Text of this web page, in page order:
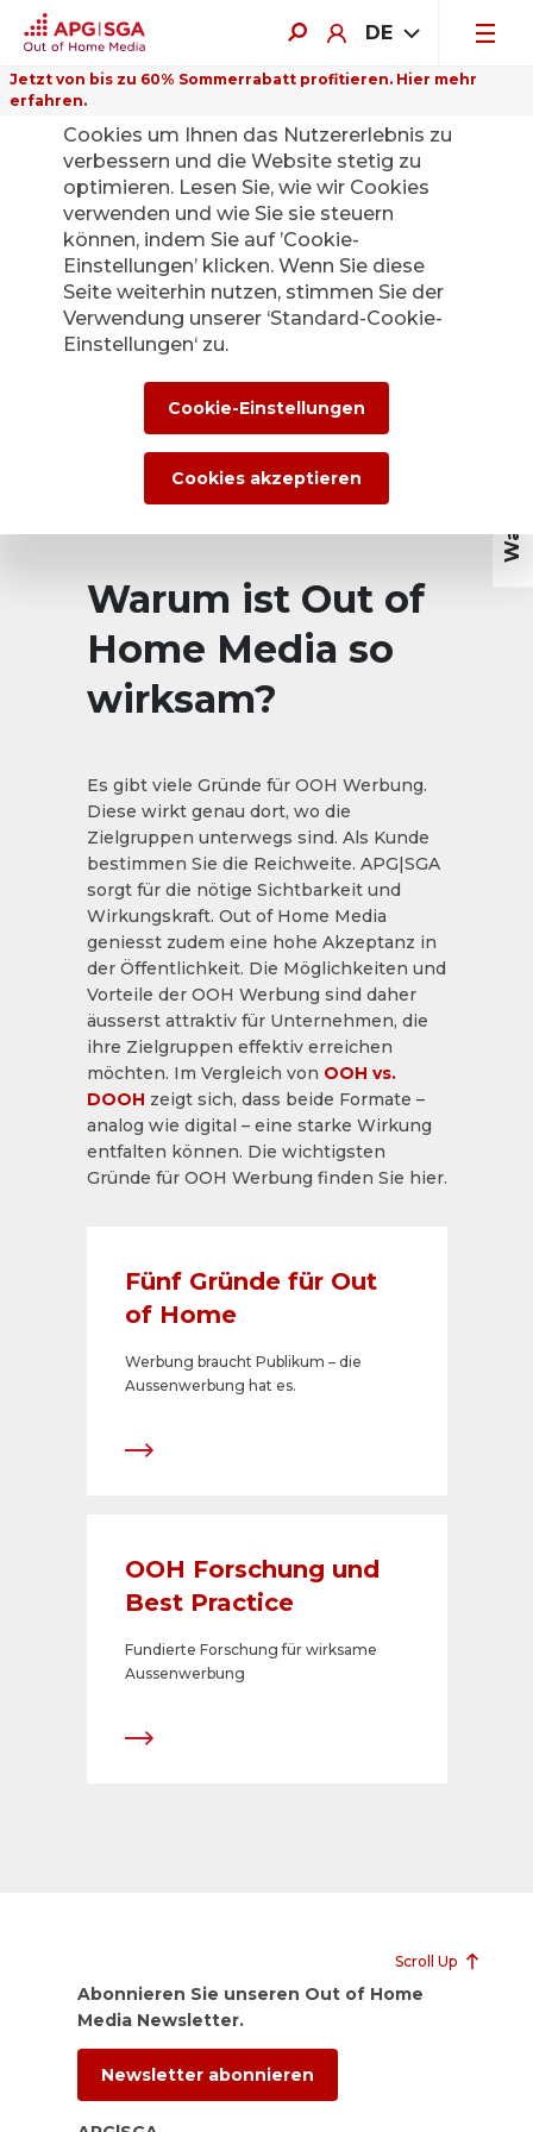
DE
Jetzt von bis zu 60% Sommerrabatt profitieren. Hier mehr
erfahren.
Warum ist Out of
Home Media so
wirksam?
Es gibt viele Gründe für OOH Werbung.
Diese wirkt genau dort, wo die
Zielgruppen unterwegs sind. Als Kunde
bestimmen Sie die Reichweite. APG|SGA
sorgt für die nötige Sichtbarkeit und
Wirkungskraft. Out of Home Media
geniesst zudem eine hohe Akzeptanz in
der Öffentlichkeit. Die Möglichkeiten und
Vorteile der OOH Werbung sind daher
äusserst attraktiv für Unternehmen, die
ihre Zielgruppen effektiv erreichen
möchten. Im Vergleich von OOH vs.
DOOH zeigt sich, dass beide Formate –
analog wie digital – eine starke Wirkung
entfalten können. Die wichtigsten
Gründe für OOH Werbung finden Sie hier.
Fünf Gründe für Out
of Home
Werbung braucht Publikum – die
Aussenwerbung hat es.
OOH Forschung und
Best Practice
Fundierte Forschung für wirksame
Aussenwerbung
Scroll Up
Abonnieren Sie unseren Out of Home
Media Newsletter.
Newsletter abonnieren
Auf dieser Website verwenden wir
Cookies um Ihnen das Nutzererlebnis zu
verbessern und die Website stetig zu
optimieren. Lesen Sie, wie wir Cookies
verwenden und wie Sie sie steuern
können, indem Sie auf ’Cookie-
Einstellungen’ klicken. Wenn Sie diese
Seite weiterhin nutzen, stimmen Sie der
Verwendung unserer ‘Standard-Cookie-
Einstellungen‘ zu.
Cookie-Einstellungen
Cookies akzeptieren